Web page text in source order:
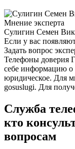
Мнение эксперта
Сулигин Семен
Если у вас
Задать вопрос
Телефоны доверия
себе информацию о
юридическое. Для
gosuslugi. Для
Служба
кто
вопросам